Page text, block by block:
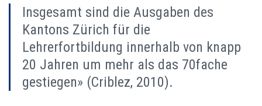
Insgesamt sind die Ausgaben des
Kantons Zürich für die
Lehrerfortbildung innerhalb von knapp
20 Jahren um mehr als das 70fache
gestiegen» (Criblez, 2010).